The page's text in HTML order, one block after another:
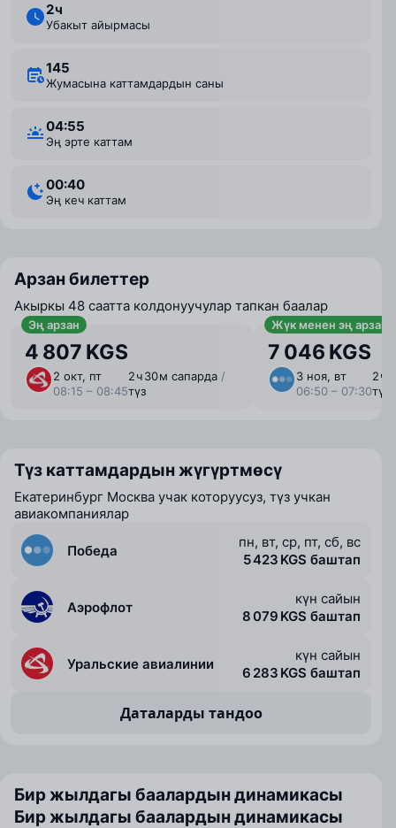
2 ⁠ч
Убакыт айырмасы
145
Жумасына каттамдардын саны
04:55
Эң эрте каттам
00:40
Эң кеч каттам
Арзан билеттер
Акыркы 48 саатта колдонуучулар тапкан баалар
Эң арзан
4 807 KGS
2 окт, пт
08:15 – 08:45
2 ⁠ч 30 ⁠м сапарда /
түз
Жүк менен эң арзан
7 046 KGS
3 ноя, вт
06:50 – 07:30
2 ⁠ч
түз
Түз каттамдардын жүгүртмөсү
Екатеринбург Москва учак которуусуз, түз учкан
авиакомпаниялар
Победа
пн, вт, ср, пт, сб, вс
5 423 KGS баштап
Аэрофлот
күн сайын
8 079 KGS баштап
Уральские авиалинии
күн сайын
6 283 KGS баштап
Даталарды тандоо
Бир жылдагы баалардын динамикасы
Бир жылдагы баалардын динамикасы